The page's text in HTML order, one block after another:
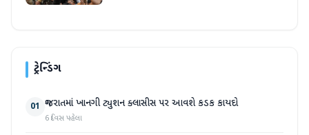
ટ્રેન્ડિંગ
01 ગુજરાતમાં ખાનગી ટ્યુશન ક્લાસીસ પર આવશે કડક કાયદો
6 દિવસ પહેલા